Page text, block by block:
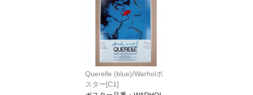
Querelle (blue)/Warholポ
スター[C1]